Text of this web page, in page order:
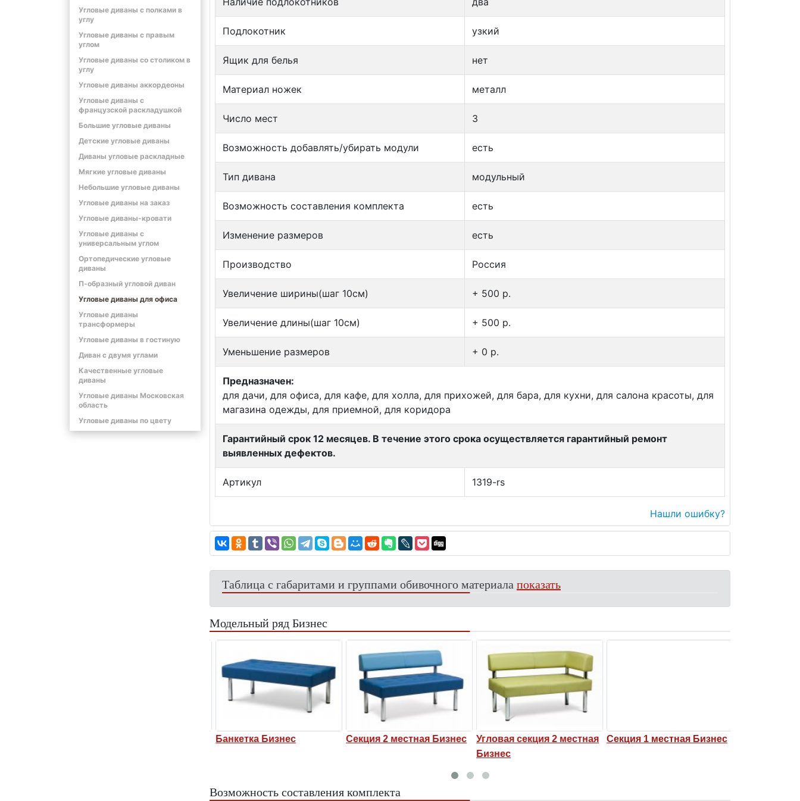
Угловые диваны с полками в
углу
Угловые диваны с правым
углом
Угловые диваны со столиком в
углу
Угловые диваны аккордеоны
Угловые диваны с
французской раскладушкой
Большие угловые диваны
Детские угловые диваны
Диваны угловые раскладные
Мягкие угловые диваны
Небольшие угловые диваны
Угловые диваны на заказ
Угловые диваны-кровати
Угловые диваны с
универсальным углом
Ортопедические угловые
диваны
П-образный угловой диван
Угловые диваны для офиса
Угловые диваны
трансформеры
Угловые диваны в гостиную
Диван с двумя углами
Качественные угловые
диваны
Угловые диваны Московская
область
Угловые диваны по цвету
Подлокотник узкий
Ящик для белья нет
Материал ножек металл
Число мест 3
Возможность добавлять/убирать модули есть
Тип дивана модульный
Возможность составления комплекта есть
Изменение размеров есть
Производство Россия
Увеличение ширины(шаг 10см) + 500 p.
Увеличение длины(шаг 10см) + 500 p.
Уменьшение размеров + 0 p.
Предназначен:
для дачи, для офиса, для кафе, для холла, для прихожей, для бара, для кухни, для салона красоты, для
магазина одежды, для приемной, для коридора
Гарантийный срок 12 месяцев. В течение этого срока осуществляется гарантийный ремонт
выявленных дефектов.
Артикул 1319-rs
Нашли ошибку?
Таблица с габаритами и группами обивочного материалапоказать
Модельный ряд Бизнес
Банкетка Бизнес Секция 2 местная Бизнес
Угловая секция 2 местная
Бизнес
Секция 1 местная Бизнес
Возможность составления комплекта